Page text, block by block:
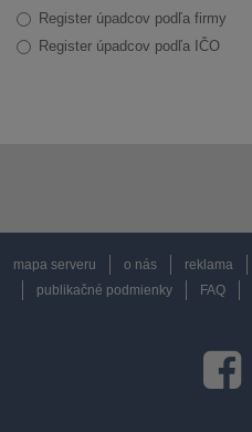
Register úpadcov podľa firmy
Register úpadcov podľa IČO
mapa serveru o nás reklama
publikačné podmienky
FAQ